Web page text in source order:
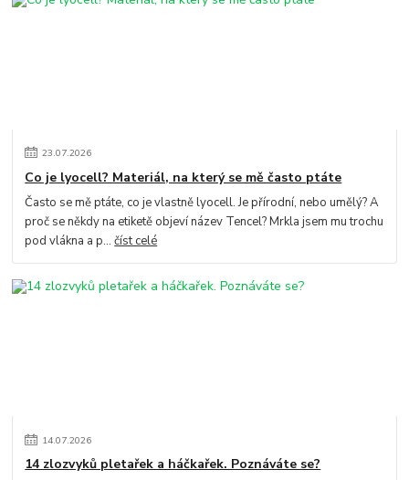
23.07.2026
Co je lyocell? Materiál, na který se mě často ptáte
Často se mě ptáte, co je vlastně lyocell. Je přírodní, nebo umělý? A
proč se někdy na etiketě objeví název Tencel? Mrkla jsem mu trochu
pod vlákna a p...číst celé
14.07.2026
14 zlozvyků pletařek a háčkařek. Poznáváte se?